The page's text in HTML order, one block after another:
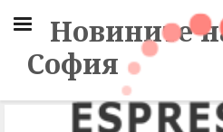
Новините
София